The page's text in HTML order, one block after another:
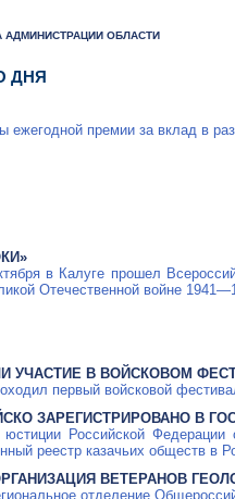
АДМИНИСТРАЦИИ ОБЛАСТИ
ДНЯ
ежегодной премии за вклад в
в Калуге прошел
Отечественной войне
УЧАСТИЕ В ВОЙСКОВОМ
первый войсковой
ЗАРЕГИСТРИРОВАНО В
юстиции Российской
реестр казачьих обществ в
ВЕТЕРАНОВ
отделение